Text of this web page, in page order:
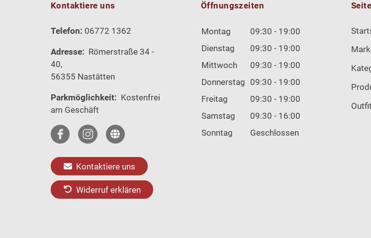
Kontaktiere uns
Telefon: 06772 1362
Adresse: Römerstraße 34 -
40,
56355 Nastätten
Parkmöglichkeit: Kostenfrei
am Geschäft
Kontaktiere uns
Widerruf erklären
Öffnungszeiten
Montag
09:30 - 19:00
Dienstag
09:30 - 19:00
Mittwoch
09:30 - 19:00
Donnerstag 09:30 - 19:00
Freitag
09:30 - 19:00
Samstag
09:30 - 16:00
Sonntag
Geschlossen